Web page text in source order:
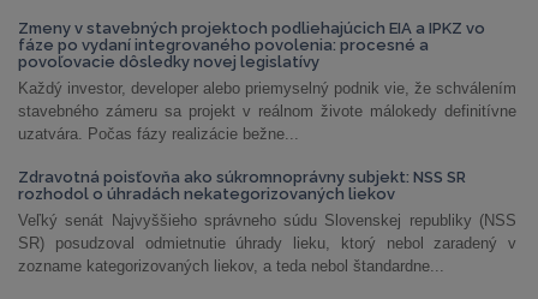
Zmeny v stavebných projektoch podliehajúcich EIA a IPKZ vo
fáze po vydaní integrovaného povolenia: procesné a
povoľovacie dôsledky novej legislatívy
Každý investor, developer alebo priemyselný podnik vie, že schválením
stavebného zámeru sa projekt v reálnom živote málokedy definitívne
uzatvára. Počas fázy realizácie bežne...
Zdravotná poisťovňa ako súkromnoprávny subjekt: NSS SR
rozhodol o úhradách nekategorizovaných liekov
Veľký senát Najvyššieho správneho súdu Slovenskej republiky (NSS
SR) posudzoval odmietnutie úhrady lieku, ktorý nebol zaradený v
zozname kategorizovaných liekov, a teda nebol štandardne...